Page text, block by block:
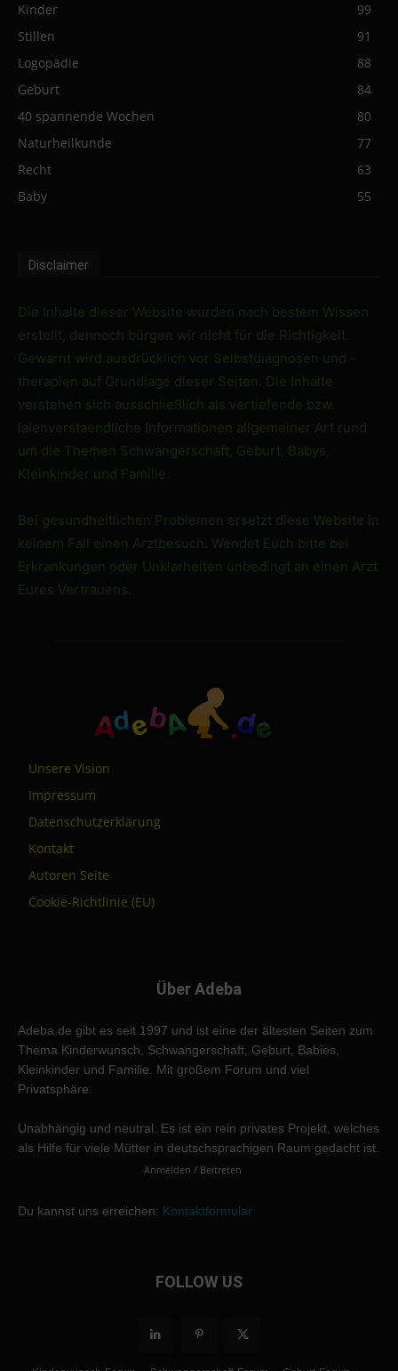
Kinder
99
Stillen
91
Logopädie
88
Geburt
84
40 spannende Wochen
80
Naturheilkunde
77
Recht
63
Baby
55
Disclaimer
Die Inhalte dieser Website wurden nach bestem Wissen
erstellt, dennoch bürgen wir nicht für die Richtigkeit.
Gewarnt wird ausdrücklich vor Selbstdiagnosen und -
therapien auf Grundlage dieser Seiten. Die Inhalte
verstehen sich ausschließlich als vertiefende bzw.
laienverstaendliche Informationen allgemeiner Art rund
um die Themen Schwangerschaft, Geburt, Babys,
Kleinkinder und Familie.
Bei gesundheitlichen Problemen ersetzt diese Website in
keinem Fall einen Arztbesuch. Wendet Euch bitte bei
Erkrankungen oder Unklarheiten unbedingt an einen Arzt
Eures Vertrauens.
Unsere Vision
Impressum
Datenschutzerklärung
Kontakt
Autoren Seite
Cookie-Richtlinie (EU)
Über Adeba
Adeba.de gibt es seit 1997 und ist eine der ältesten Seiten zum
Thema Kinderwunsch, Schwangerschaft, Geburt, Babies,
Kleinkinder und Familie. Mit großem Forum und viel
Privatsphäre.
Unabhängig und neutral. Es ist ein rein privates Projekt, welches
als Hilfe für viele Mütter in deutschsprachigen Raum gedacht ist.
Anmelden / Beitreten
Du kannst uns erreichen: Kontaktformular
FOLLOW US